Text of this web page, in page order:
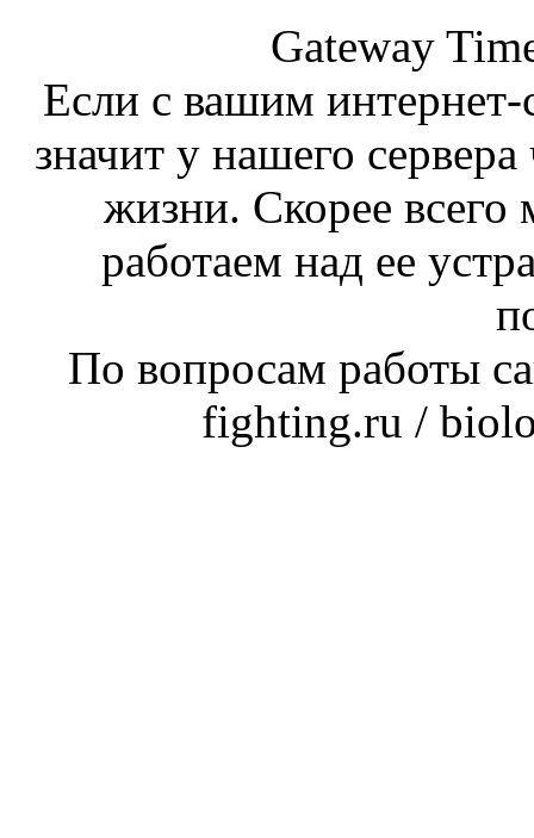
Gateway
Если с вашим интернет-
значит у нашего
жизни. Скорее
работаем над ее
По вопросам работы
fighting.ru /